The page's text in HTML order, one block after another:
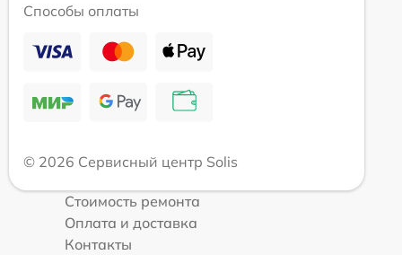
Способы оплаты
© 2026 Сервисный центр Solis
Стоимость ремонта
Оплата и доставка
Контакты